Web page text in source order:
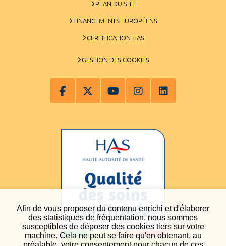
Afin de vous proposer du contenu enrichi et d'élaborer
des statistiques de fréquentation, nous sommes
susceptibles de déposer des cookies tiers sur votre
machine. Cela ne peut se faire qu'en obtenant, au
PLAN DU SITE
FINANCEMENTS EUROPÉENS
CERTIFICATION HAS
GESTION DES COOKIES